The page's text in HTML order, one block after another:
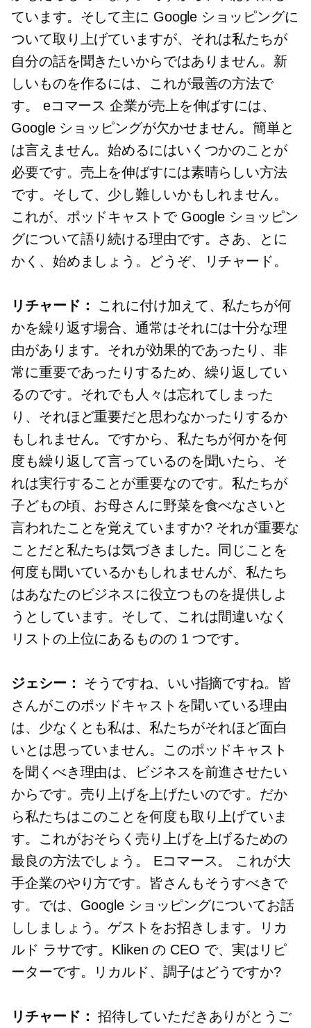
ています。そして主に Google ショッピングに
ついて取り上げていますが、それは私たちが
自分の話を聞きたいからではありません。新
しいものを作るには、これが最善の方法で
す。 eコマース 企業が売上を伸ばすには、
Google ショッピングが欠かせません。簡単と
は言えません。始めるにはいくつかのことが
必要です。売上を伸ばすには素晴らしい方法
です。そして、少し難しいかもしれません。
これが、ポッドキャストで Google ショッピン
グについて語り続ける理由です。さあ、とに
かく、始めましょう。どうぞ、リチャード。
リチャード：
これに付け加えて、私たちが何
かを繰り返す場合、通常はそれには十分な理
由があります。それが効果的であったり、非
常に重要であったりするため、繰り返してい
るのです。それでも人々は忘れてしまった
り、それほど重要だと思わなかったりするか
もしれません。ですから、私たちが何かを何
度も繰り返して言っているのを聞いたら、そ
れは実行することが重要なのです。私たちが
子どもの頃、お母さんに野菜を食べなさいと
言われたことを覚えていますか? それが重要な
ことだと私たちは気づきました。同じことを
何度も聞いているかもしれませんが、私たち
はあなたのビジネスに役立つものを提供しよ
うとしています。そして、これは間違いなく
リストの上位にあるものの 1 つです。
ジェシー：
そうですね、いい指摘ですね。皆
さんがこのポッドキャストを聞いている理由
は、少なくとも私は、私たちがそれほど面白
いとは思っていません。このポッドキャスト
を聞くべき理由は、ビジネスを前進させたい
からです。売り上げを上げたいのです。だか
ら私たちはこのことを何度も取り上げていま
す。これがおそらく売り上げを上げるための
最良の方法でしょう。 Eコマース。
これが大
手企業のやり方です。皆さんもそうすべきで
す。では、Google ショッピングについてお話
ししましょう。ゲストをお招きします。リカ
ルド ラサです。Kliken の CEO で、実はリピ
ーターです。リカルド、調子はどうですか?
リチャード： 招待していただきありがとうご